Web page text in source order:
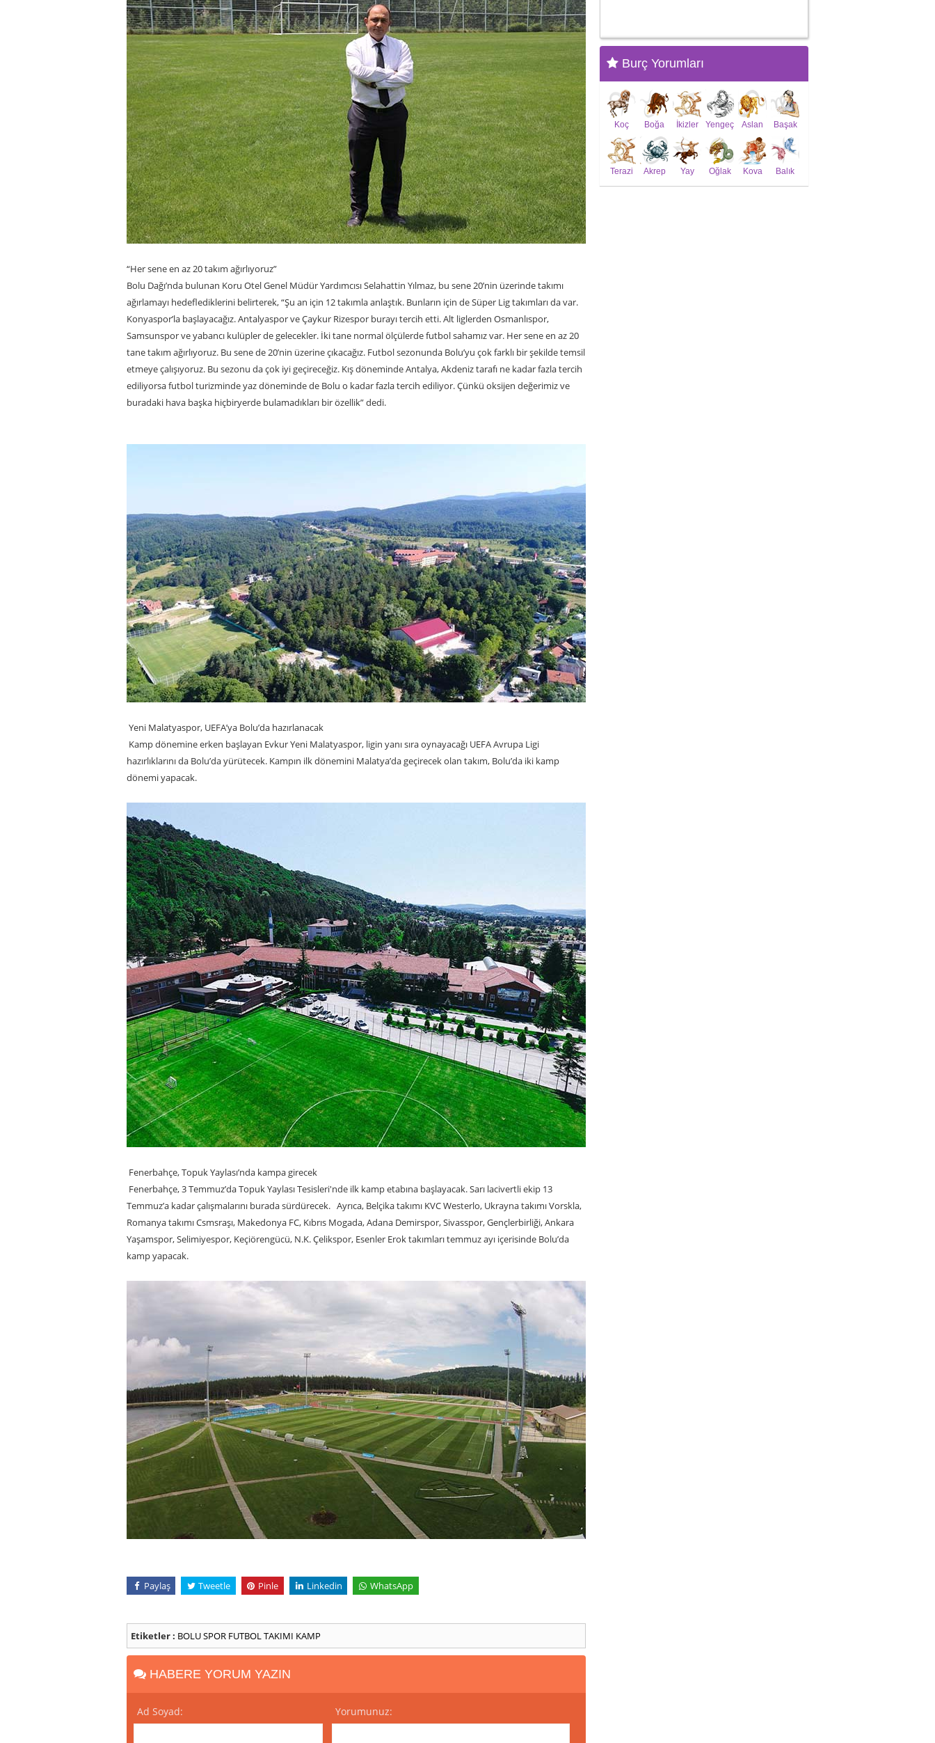
“Her sene en az 20 takım ağırlıyoruz”
Bolu Dağı’nda bulunan Koru Otel Genel Müdür Yardımcısı Selahattin Yılmaz, bu sene 20’nin üzerinde takımı
ağırlamayı hedeflediklerini belirterek, “Şu an için 12 takımla anlaştık. Bunların için de Süper Lig takımları da var.
Konyaspor’la başlayacağız. Antalyaspor ve Çaykur Rizespor burayı tercih etti. Alt liglerden Osmanlıspor,
Samsunspor ve yabancı kulüpler de gelecekler. İki tane normal ölçülerde futbol sahamız var. Her sene en az 20
tane takım ağırlıyoruz. Bu sene de 20’nin üzerine çıkacağız. Futbol sezonunda Bolu’yu çok farklı bir şekilde temsil
etmeye çalışıyoruz. Bu sezonu da çok iyi geçireceğiz. Kış döneminde Antalya, Akdeniz tarafı ne kadar fazla tercih
ediliyorsa futbol turizminde yaz döneminde de Bolu o kadar fazla tercih ediliyor. Çünkü oksijen değerimiz ve
buradaki hava başka hiçbiryerde bulamadıkları bir özellik” dedi.
Yeni Malatyaspor, UEFA’ya Bolu’da hazırlanacak
Kamp dönemine erken başlayan Evkur Yeni Malatyaspor, ligin yanı sıra oynayacağı UEFA Avrupa Ligi
hazırlıklarını da Bolu’da yürütecek. Kampın ilk dönemini Malatya’da geçirecek olan takım, Bolu’da iki kamp
dönemi yapacak.
Fenerbahçe, Topuk Yaylası’nda kampa girecek
Fenerbahçe, 3 Temmuz’da Topuk Yaylası Tesisleri'nde ilk kamp etabına başlayacak. Sarı lacivertli ekip 13
Temmuz’a kadar çalışmalarını burada sürdürecek. Ayrıca, Belçika takımı KVC Westerlo, Ukrayna takımı Vorskla,
Romanya takımı Csmsraşı, Makedonya FC, Kıbrıs Mogada, Adana Demirspor, Sivasspor, Gençlerbirliği, Ankara
Yaşamspor, Selimiyespor, Keçiörengücü, N.K. Çelikspor, Esenler Erok takımları temmuz ayı içerisinde Bolu’da
kamp yapacak.
Paylaş Tweetle Pinle Linkedin WhatsApp
Etiketler : BOLUSPOR FUTBOL TAKIMI KAMP
HABERE YORUM YAZIN
Ad Soyad: Yorumunuz:
Burç Yorumları
Koç Boğa İkizler Yengeç Aslan Başak
Terazi Akrep Yay Oğlak Kova Balık